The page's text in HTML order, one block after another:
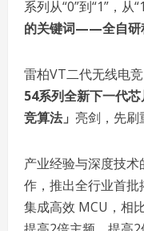
系列从“0”到“1”，从
的关键词——全自研
雷柏VT二代无线电
54系列全新下一代
竞算法」 亮剑，先刷
产业经验与深度技
作，推出全行业首批
集成高效 MCU，相